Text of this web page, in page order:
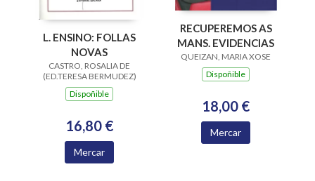
L. ENSINO: FOLLAS
NOVAS
CASTRO, ROSALIA DE
(ED.TERESA BERMUDEZ)
Dispoñible
16,80 €
Mercar
RECUPEREMOS AS
MANS. EVIDENCIAS
QUEIZAN, MARIA XOSE
Dispoñible
18,00 €
Mercar